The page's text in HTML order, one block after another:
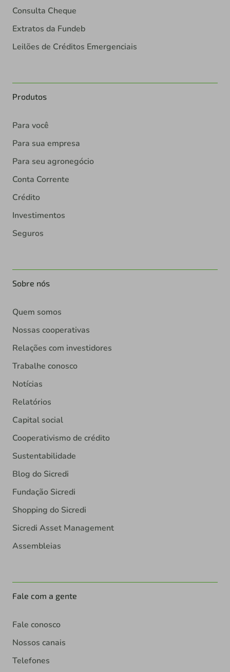
Consulta Cheque
Extratos da Fundeb
Leilões de Créditos Emergenciais
Produtos
Para você
Para sua empresa
Para seu agronegócio
Conta Corrente
Crédito
Investimentos
Seguros
Sobre nós
Quem somos
Nossas cooperativas
Relações com investidores
Trabalhe conosco
Notícias
Relatórios
Capital social
Cooperativismo de crédito
Sustentabilidade
Blog do Sicredi
Fundação Sicredi
Shopping do Sicredi
Sicredi Asset Management
Assembleias
Fale com a gente
Fale conosco
Nossos canais
Telefones